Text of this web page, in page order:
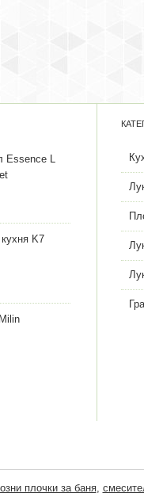
Essence L
K7
плочки за баня,